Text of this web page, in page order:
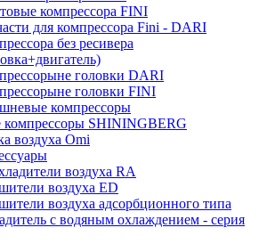
компрессора FINI
для компрессора Fini - DARI
без ресивера
головки DARI
головки FINI
компрессоры
SHININGBERG
воздуха Omi
воздуха RA
воздуха ED
воздуха адсорбционного типа
с водяным охлаждением - серия